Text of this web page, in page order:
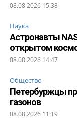
08.08.2026 15:38
Наука
Астронавты
открытом
08.08.2026 14:47
Общество
Петербуржцы
газонов
08.08.2026 11:19